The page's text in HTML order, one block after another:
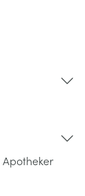
Apotheker